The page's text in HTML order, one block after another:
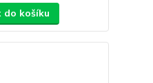
do košíku